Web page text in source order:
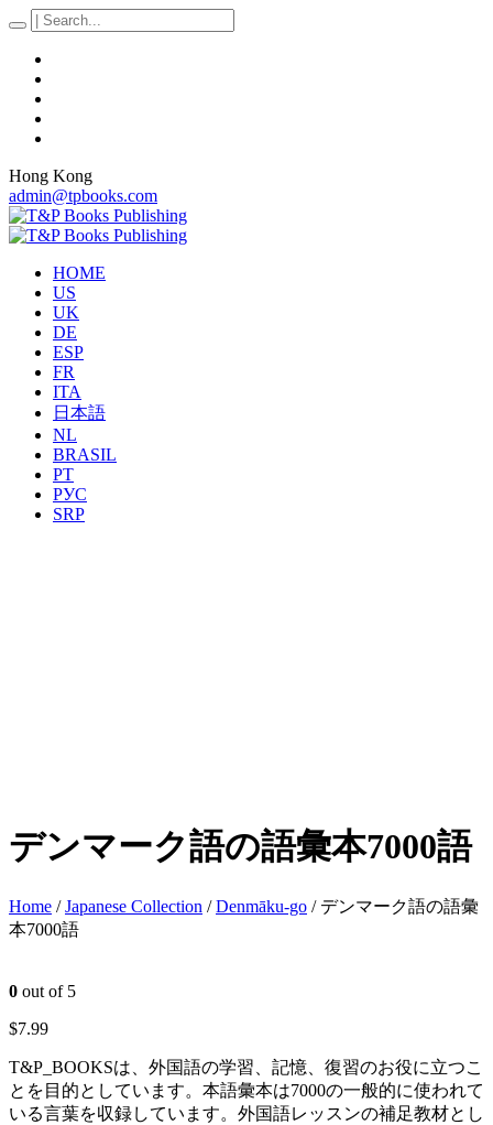
Hong Kong
admin@tpbooks.com
HOME
US
UK
DE
ESP
FR
ITA
日本語
NL
BRASIL
PT
РУС
SRP
デンマーク語の語彙本7000語
Home /Japanese Collection /Denmāku-go / デンマーク語の語彙
本7000語
0 out of 5
$7.99
T&P_BOOKSは、外国語の学習、記憶、復習のお役に立つこ
とを目的としています。本語彙本は7000の一般的に使われて
いる言葉を収録しています。外国語レッスンの補足教材とし